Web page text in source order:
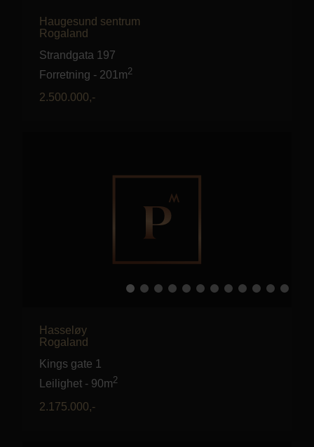
Haugesund sentrum
Rogaland
Strandgata 197
Forretning - 201m2
2.500.000,-
Hasseløy
Rogaland
Kings gate 1
Leilighet - 90m2
2.175.000,-